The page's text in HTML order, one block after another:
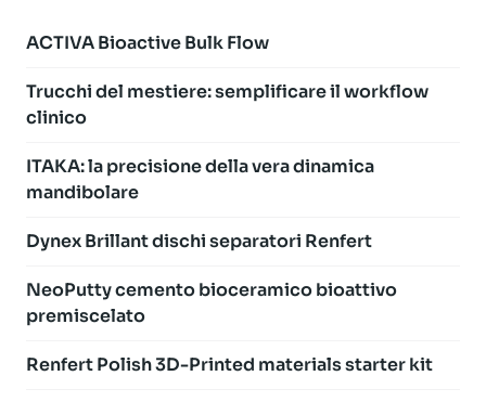
ACTIVA Bioactive Bulk Flow
Trucchi del mestiere: semplificare il workflow
clinico
ITAKA: la precisione della vera dinamica
mandibolare
Dynex Brillant dischi separatori Renfert
NeoPutty cemento bioceramico bioattivo
premiscelato
Renfert Polish 3D-Printed materials starter kit